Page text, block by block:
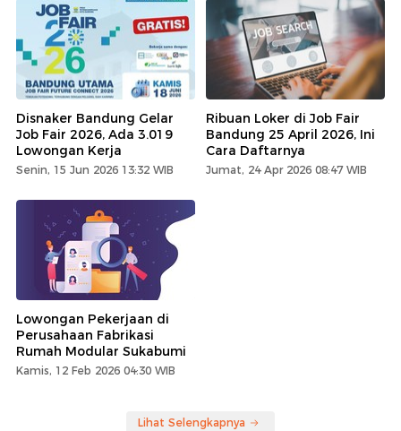
Disnaker Bandung Gelar
Job Fair 2026, Ada 3.019
Lowongan Kerja
Senin, 15 Jun 2026 13:32 WIB
Ribuan Loker di Job Fair
Bandung 25 April 2026, Ini
Cara Daftarnya
Jumat, 24 Apr 2026 08:47 WIB
Lowongan Pekerjaan di
Perusahaan Fabrikasi
Rumah Modular Sukabumi
Kamis, 12 Feb 2026 04:30 WIB
Lihat Selengkapnya